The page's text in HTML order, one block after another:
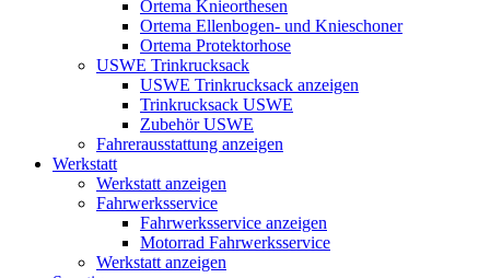
Ortema Knieorthesen
Ortema Ellenbogen- und Knieschoner
Ortema Protektorhose
USWE Trinkrucksack
USWE Trinkrucksack anzeigen
Trinkrucksack USWE
Zubehör USWE
Fahrerausstattung anzeigen
Werkstatt
Werkstatt anzeigen
Fahrwerksservice
Fahrwerksservice anzeigen
Motorrad Fahrwerksservice
Werkstatt anzeigen